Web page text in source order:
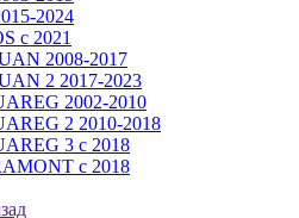
2024
с 2021
2008-2017
2 2017-2023
2002-2010
2 2010-2018
3 с 2018
с 2018